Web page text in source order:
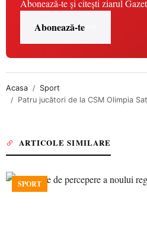
Abonează-te și citești ziarul
Abonează-te
Acasa
Sport
Patru jucători de la CSM Olimpia
ARTICOLE SIMILARE
SPORT